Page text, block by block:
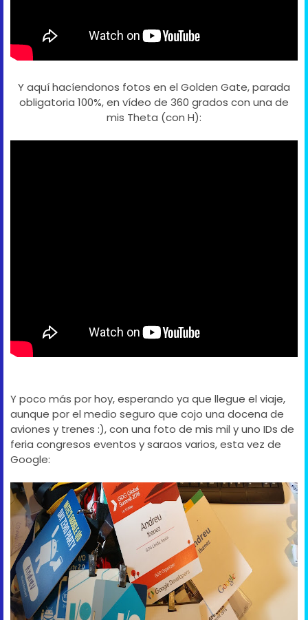
Y aquí hacíendonos fotos en el Golden Gate, parada
obligatoria 100%, en vídeo de 360 grados con una de
mis Theta (con H):
Y poco más por hoy, esperando ya que llegue el viaje,
aunque por el medio seguro que cojo una docena de
aviones y trenes :), con una foto de mis mil y uno IDs de
feria congresos eventos y saraos varios, esta vez de
Google: